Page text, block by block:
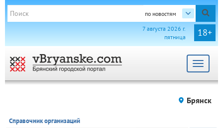
по новостям
18+
7 августа 2026 г.
пятница
Toggle
Брянск
Справочник организаций